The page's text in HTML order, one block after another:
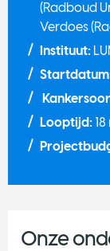
(Radboud
Verdoes
Instituut:
Looptijd:
Onze